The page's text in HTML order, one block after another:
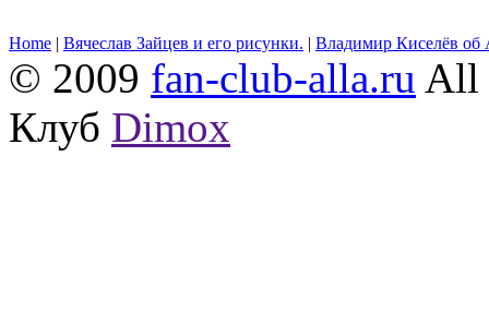
Home | Вячеслав Зайцев и его рисунки. | Владимир Киселёв об
© 2009 fan-club-alla.ru All
Клуб Dimox